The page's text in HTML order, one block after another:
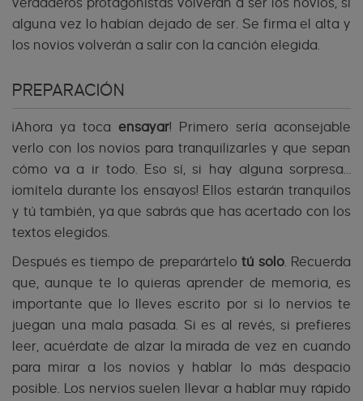
verdaderos protagonistas volverán a ser los novios, si
alguna vez lo habían dejado de ser. Se firma el alta y
los novios volverán a salir con la canción elegida.
PREPARACIÓN
¡Ahora ya toca ensayar! Primero sería aconsejable
verlo con los novios para tranquilizarles y que sepan
cómo va a ir todo. Eso sí, si hay alguna sorpresa…
¡omítela durante los ensayos! Ellos estarán tranquilos
y tú también, ya que sabrás que has acertado con los
textos elegidos.
Después es tiempo de preparártelo tú solo. Recuerda
que, aunque te lo quieras aprender de memoria, es
importante que lo lleves escrito por si lo nervios te
juegan una mala pasada. Si es al revés, si prefieres
leer, acuérdate de alzar la mirada de vez en cuando
para mirar a los novios y hablar lo más despacio
posible. Los nervios suelen llevar a hablar muy rápido